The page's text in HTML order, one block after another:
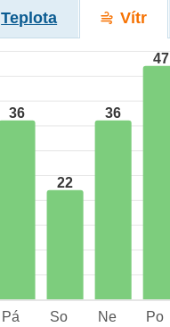
Teplota Vítr
36
22
36
47
Pá
So Ne Po